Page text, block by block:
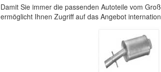
Damit Sie immer die passenden Autoteile vom
ermöglicht Ihnen Zugriff auf das Angebot